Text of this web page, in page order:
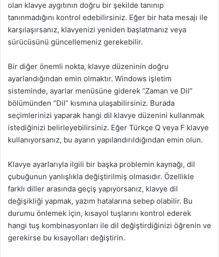
olan klavye aygıtının doğru bir şekilde tanınıp
tanınmadığını kontrol edebilirsiniz. Eğer bir hata mesajı ile
karşılaşırsanız, klavyenizi yeniden başlatmanız veya
sürücüsünü güncellemeniz gerekebilir.
Bir diğer önemli nokta, klavye düzeninin doğru
ayarlandığından emin olmaktır. Windows işletim
sisteminde, ayarlar menüsüne giderek “Zaman ve Dil”
bölümünden “Dil” kısmına ulaşabilirsiniz. Burada
seçimlerinizi yaparak hangi dil klavye düzenini kullanmak
istediğinizi belirleyebilirsiniz. Eğer Türkçe Q veya F klavye
kullanıyorsanız, bu ayarın yapılandırıldığından emin olun.
Klavye ayarlarıyla ilgili bir başka problemin kaynağı, dil
çubuğunun yanlışlıkla değiştirilmiş olmasıdır. Özellikle
farklı diller arasında geçiş yapıyorsanız, klavye dil
değişikliği yapmak, yazım hatalarına sebep olabilir. Bu
durumu önlemek için, kısayol tuşlarını kontrol ederek
hangi tuş kombinasyonları ile dil değiştirdiğinizi öğrenin ve
gerekirse bu kısayolları değiştirin.